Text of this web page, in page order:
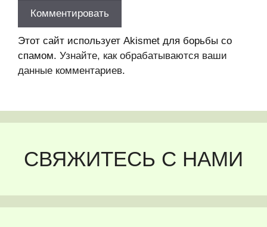
Этот сайт использует Akismet для борьбы со
спамом. Узнайте, как обрабатываются ваши
данные комментариев.
СВЯЖИТЕСЬ С НАМИ